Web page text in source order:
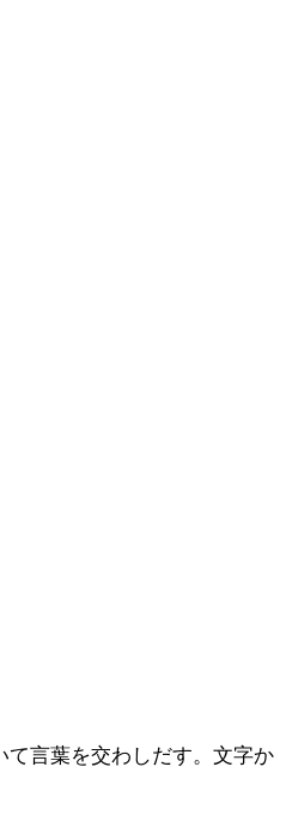
言葉を交わしだす。文字か